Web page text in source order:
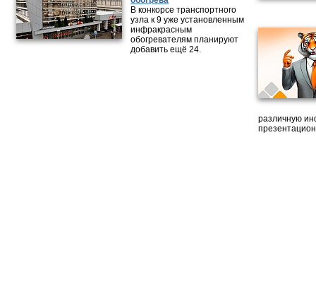
В конкорсе транспортного
узла к 9 уже установленным
инфракрасным
обогревателям планируют
добавить ещё 24.
различную